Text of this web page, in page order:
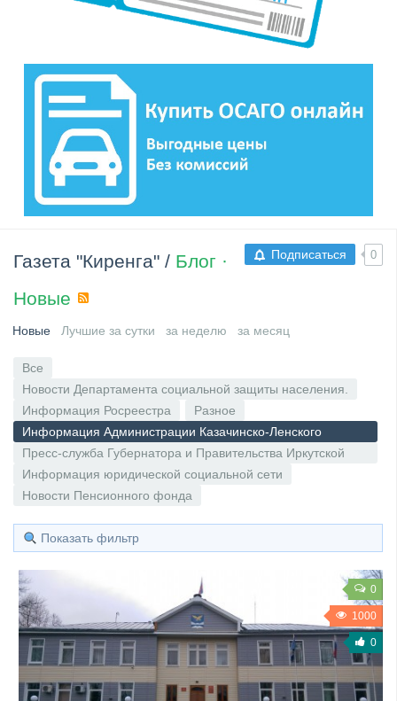
Подписаться 0
Газета "Киренга" / Блог ·
Новые
Новые Лучшие за сутки за неделю за месяц
Все
Новости Департамента социальной защиты населения.
Информация Росреестра
Разное
Информация Администрации Казачинско-Ленского
муниципального района.
Пресс-служба Губернатора и Правительства Иркутской
области
Информация юридической социальной сети
Новости Пенсионного фонда
Показать фильтр
0
1000
0